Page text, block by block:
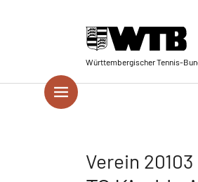
Württembergischer Tennis-
Verein 20103